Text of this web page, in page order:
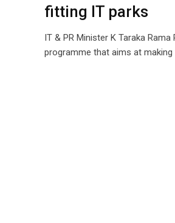
fitting IT parks
IT & PR Minister K Taraka
programme that aims at making